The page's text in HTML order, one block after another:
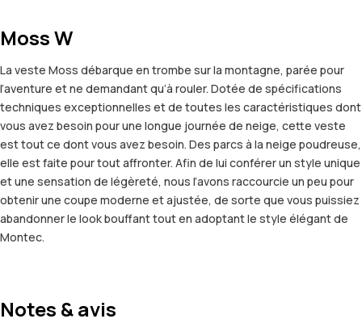
Moss W
La veste Moss débarque en trombe sur la montagne, parée pour
l’aventure et ne demandant qu’à rouler. Dotée de spécifications
techniques exceptionnelles et de toutes les caractéristiques dont
vous avez besoin pour une longue journée de neige, cette veste
est tout ce dont vous avez besoin. Des parcs à la neige poudreuse,
elle est faite pour tout affronter. Afin de lui conférer un style unique
et une sensation de légèreté, nous l’avons raccourcie un peu pour
obtenir une coupe moderne et ajustée, de sorte que vous puissiez
abandonner le look bouffant tout en adoptant le style élégant de
Montec.
Notes & avis